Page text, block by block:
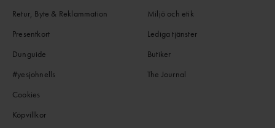
Retur, Byte & Reklammation
Presentkort
Dunguide
#yesjohnells
Cookies
Köpvillkor
Miljö och etik
Lediga tjänster
Butiker
The Journal